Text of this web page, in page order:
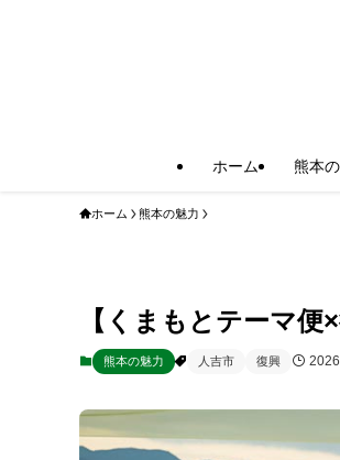
ホーム 熊本
ホーム 熊本の魅力
【くまもとテーマ
熊本の魅力 人吉市 復興